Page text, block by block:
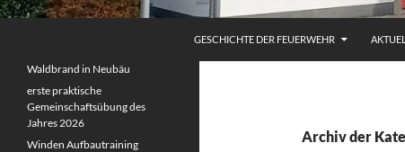
Freiwilligen Feuerwehr Thürnstein Schrenkenthal
GESCHICHTE DER FEUERWEHR
Archiv der
Waldbrand in Neubäu
erste praktische
Gemeinschaftsübung des
Jahres 2026
Winden Aufbautraining